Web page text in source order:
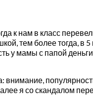
к нам в класс
тем более тогда,
у мамы с папой
внимание,
я со скандалом